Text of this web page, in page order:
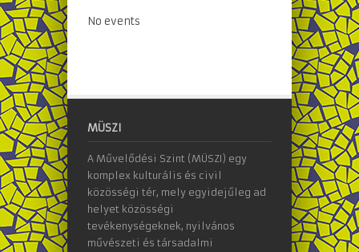
No events
MÜSZI
A Művelődési Szint (MÜSZI) egy
komplex kulturális és civil
közösségi tér, mely egyidejűleg ad
helyet közösségi
tevékenységeknek, nyilvános
művészeti és társadalmi